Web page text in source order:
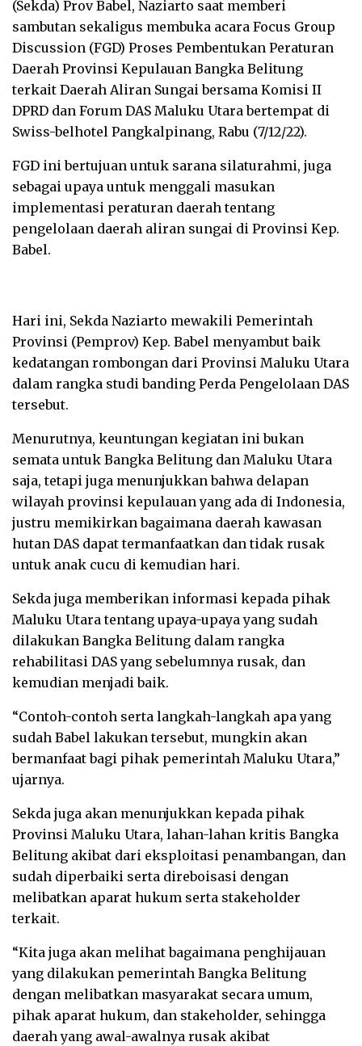
(Sekda) Prov Babel, Naziarto saat memberi
sambutan sekaligus membuka acara Focus Group
Discussion (FGD) Proses Pembentukan Peraturan
Daerah Provinsi Kepulauan Bangka Belitung
terkait Daerah Aliran Sungai bersama Komisi II
DPRD dan Forum DAS Maluku Utara bertempat di
Swiss-belhotel Pangkalpinang, Rabu (7/12/22).
FGD ini bertujuan untuk sarana silaturahmi, juga
sebagai upaya untuk menggali masukan
implementasi peraturan daerah tentang
pengelolaan daerah aliran sungai di Provinsi Kep.
Babel.
Hari ini, Sekda Naziarto mewakili Pemerintah
Provinsi (Pemprov) Kep. Babel menyambut baik
kedatangan rombongan dari Provinsi Maluku Utara
dalam rangka studi banding Perda Pengelolaan DAS
tersebut.
Menurutnya, keuntungan kegiatan ini bukan
semata untuk Bangka Belitung dan Maluku Utara
saja, tetapi juga menunjukkan bahwa delapan
wilayah provinsi kepulauan yang ada di Indonesia,
justru memikirkan bagaimana daerah kawasan
hutan DAS dapat termanfaatkan dan tidak rusak
untuk anak cucu di kemudian hari.
Sekda juga memberikan informasi kepada pihak
Maluku Utara tentang upaya-upaya yang sudah
dilakukan Bangka Belitung dalam rangka
rehabilitasi DAS yang sebelumnya rusak, dan
kemudian menjadi baik.
“Contoh-contoh serta langkah-langkah apa yang
sudah Babel lakukan tersebut, mungkin akan
bermanfaat bagi pihak pemerintah Maluku Utara,”
ujarnya.
Sekda juga akan menunjukkan kepada pihak
Provinsi Maluku Utara, lahan-lahan kritis Bangka
Belitung akibat dari eksploitasi penambangan, dan
sudah diperbaiki serta direboisasi dengan
melibatkan aparat hukum serta stakeholder
terkait.
“Kita juga akan melihat bagaimana penghijauan
yang dilakukan pemerintah Bangka Belitung
dengan melibatkan masyarakat secara umum,
pihak aparat hukum, dan stakeholder, sehingga
daerah yang awal-awalnya rusak akibat